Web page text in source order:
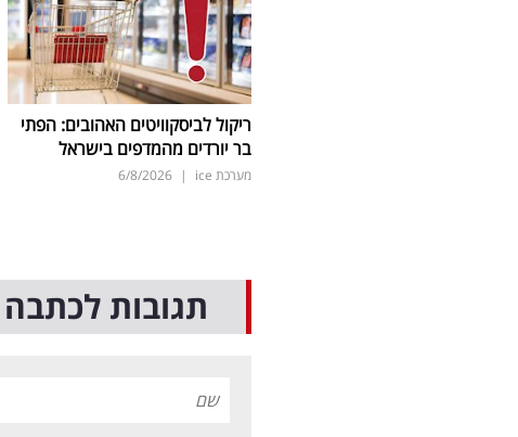
ריקול לביסקוויטים האהובים: הפתי
בר יורדים מהמדפים בישראל
מערכת ice |
6/8/2026
תגובות לכתבה